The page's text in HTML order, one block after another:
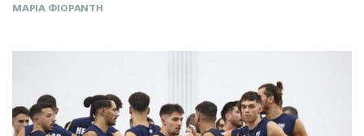
ΜΑΡΙΑ ΦΙΟΡΑΝΤΗ